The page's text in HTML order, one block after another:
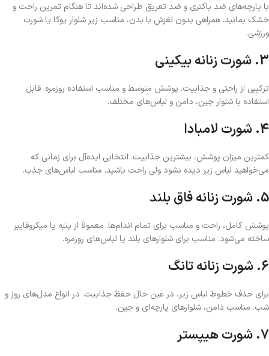
با پارچه‌های ضد باکتری و ضد تعریق طراحی شده‌اند تا هنگام تمرین راحت و
خشک بمانید. همراهی بدون لغزش با بدن، مناسب زیر شلوار یوگا یا شورت
ورزشی.
3. شورت زنانه بیکینی
ترکیبی از راحتی و جذابیت. پوشش متوسط و مناسب استفاده روزمره. قابل
استفاده با شلوار جین، دامن و لباس‌های مختلف.
4. شورت لامبادا
کمترین میزان پوشش، بیشترین جذابیت. انتخابی ایده‌آل برای زمانی که
می‌خواهید لباس زیر دیده نشود ولی راحت باشید. مناسب لباس‌های جذب.
5. شورت زنانه فاق بلند
پوشش کامل، راحت و مناسب برای تمام اندام‌ها. معمولاً از پنبه یا میکروفایبر
ساخته می‌شود. مناسب برای شلوارهای بلند یا لباس‌های روزمره.
6. شورت زنانه تانگ
برای حذف خطوط لباس زیر، در عین حال حفظ جذابیت. در انواع مدل‌های روز و
شب. مناسب دامن، شلوارهای پارچه‌ای و جین.
7. شورت هیپستر